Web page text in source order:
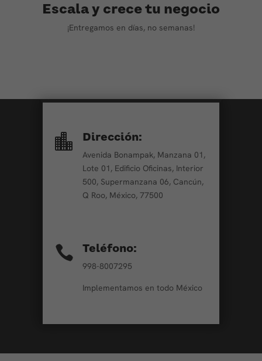
Escala y crece tu negocio
¡Entregamos en días, no semanas!
 Dirección:
Avenida Bonampak, Manzana 01,
Lote 01, Edificio Oficinas, Interior
500, Supermanzana 06, Cancún,
Q Roo, México, 77500
 Teléfono:
998-8007295
Implementamos en todo México